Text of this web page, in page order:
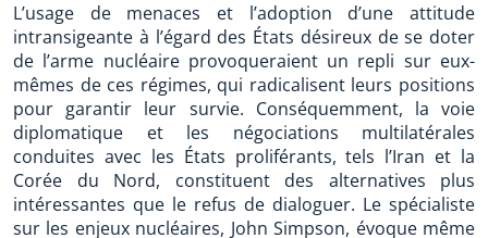
L’usage de menaces et l’adoption d’une attitude
intransigeante à l’égard des États désireux de se doter
de l’arme nucléaire provoqueraient un repli sur eux-
mêmes de ces régimes, qui radicalisent leurs positions
pour garantir leur survie. Conséquemment, la voie
diplomatique et les négociations multilatérales
conduites avec les États proliférants, tels l’Iran et la
Corée du Nord, constituent des alternatives plus
intéressantes que le refus de dialoguer. Le spécialiste
sur les enjeux nucléaires, John Simpson, évoque même